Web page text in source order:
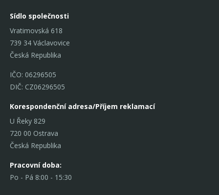
Sídlo společnosti
Vratimovská 618
739 34 Václavovice
Česká Republika
IČO: 06296505
DIČ: CZ06296505
Korespondenční adresa/Příjem reklamací
U Řeky 829
720 00 Ostrava
Česká Republika
Pracovní doba:
Po - Pá 8:00 - 15:30